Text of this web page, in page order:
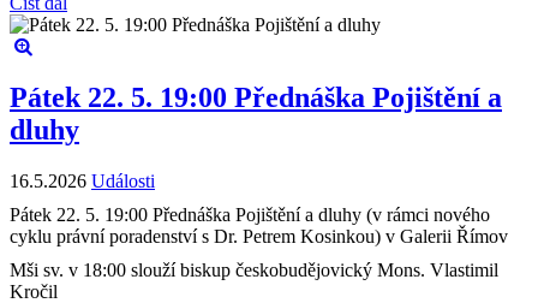
Pátek 22. 5. 19:00 Přednáška Pojištění a
dluhy
16.5.2026 Události
Pátek 22. 5. 19:00 Přednáška Pojištění a dluhy (v rámci nového
cyklu právní poradenství s Dr. Petrem Kosinkou) v Galerii Římov
Mši sv. v 18:00 slouží biskup českobudějovický Mons. Vlastimil
Kročil